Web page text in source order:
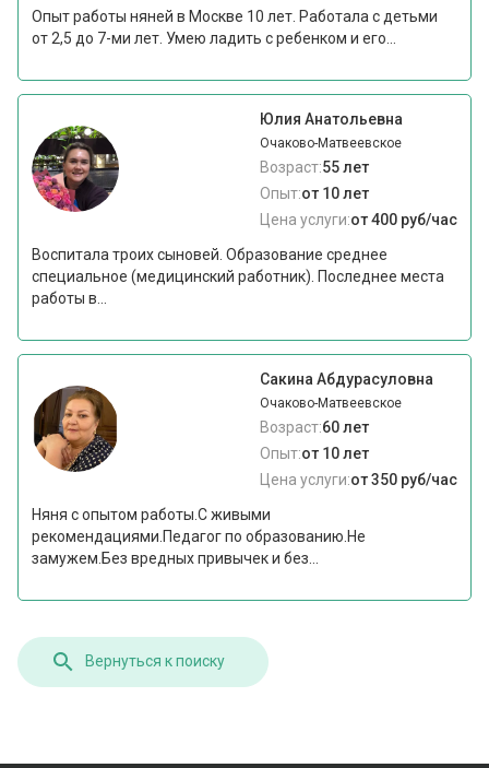
Опыт работы няней в Москве 10 лет. Работала с детьми
от 2,5 до 7-ми лет. Умею ладить с ребенком и его...
Юлия Анатольевна
Очаково-Матвеевское
Возраст:55 лет
Опыт:от 10 лет
Цена услуги:от 400 руб/час
Воспитала троих сыновей. Образование среднее
специальное (медицинский работник). Последнее места
работы в...
Сакина Абдурасуловна
Очаково-Матвеевское
Возраст:60 лет
Опыт:от 10 лет
Цена услуги:от 350 руб/час
Няня с опытом работы.С живыми
рекомендациями.Педагог по образованию.Не
замужем.Без вредных привычек и без...
Вернуться к поиску